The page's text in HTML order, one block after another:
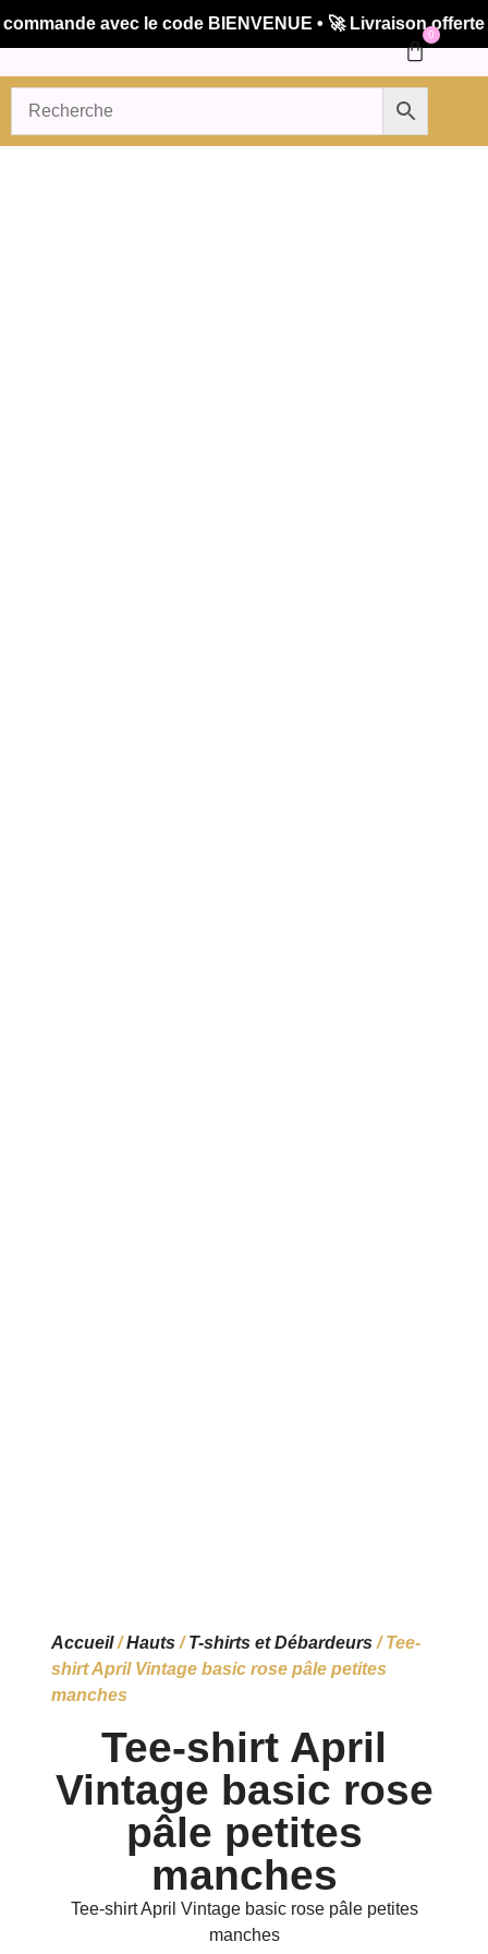
avec le code BIENVENUE • 🚀 Livraison offerte
0
Accueil/Hauts/T-shirts et Débardeurs/ Tee-
shirt April Vintage basic rose pâle petites
manches
Tee-shirt April
Vintage basic rose
pâle petites
manches
Tee-shirt April Vintage basic rose pâle petites
manches